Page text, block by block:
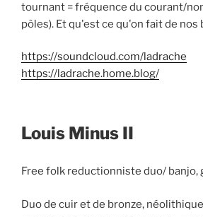
tournant = fréquence du courant/
pôles). Et qu'est ce qu'on fait de nos
https://soundcloud.com/ladrache
https://ladrache.home.blog/
Louis Minus II
Free folk reductionniste duo/ banjo,
Duo de cuir et de bronze,